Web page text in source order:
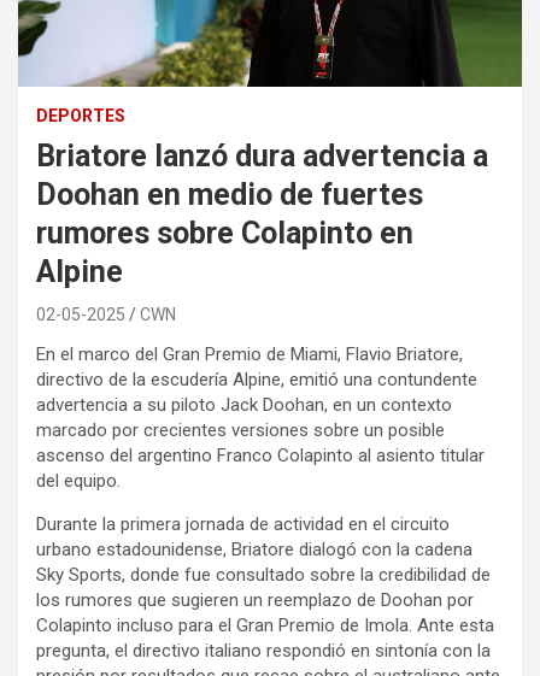
DEPORTES
Briatore lanzó dura advertencia a
Doohan en medio de fuertes
rumores sobre Colapinto en
Alpine
02-05-2025 CWN
En el marco del Gran Premio de Miami, Flavio Briatore,
directivo de la escudería Alpine, emitió una contundente
advertencia a su piloto Jack Doohan, en un contexto
marcado por crecientes versiones sobre un posible
ascenso del argentino Franco Colapinto al asiento titular
del equipo.
Durante la primera jornada de actividad en el circuito
urbano estadounidense, Briatore dialogó con la cadena
Sky Sports, donde fue consultado sobre la credibilidad de
los rumores que sugieren un reemplazo de Doohan por
Colapinto incluso para el Gran Premio de Imola. Ante esta
pregunta, el directivo italiano respondió en sintonía con la